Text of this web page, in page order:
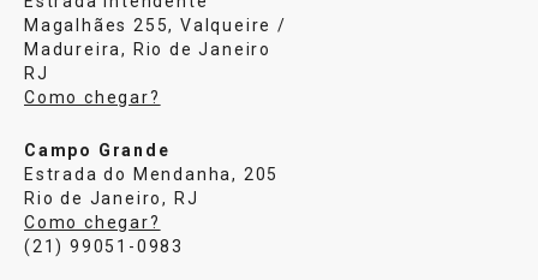
Magalhães 255, Valqueire /
Madureira, Rio de Janeiro
RJ
Como chegar?
Campo Grande
Estrada do Mendanha, 205
Rio de Janeiro, RJ
Como chegar?
(21) 99051-0983